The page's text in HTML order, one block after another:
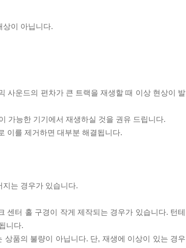
상이 아닙니다.
사운드의 편차가 큰 트랙을 재생할 때 이상 현상이 발
가능한 기기에서 재생하실 것을 권유 드립니다.
이를 제거하면 대부분 해결됩니다.
는 경우가 있습니다.
센터 홀 구경이 작게 제작되는 경우가 있습니다. 턴테
니다.
품의 불량이 아닙니다. 단, 재생에 이상이 있는 경우